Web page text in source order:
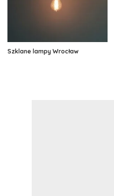
Szklane lampy Wrocław